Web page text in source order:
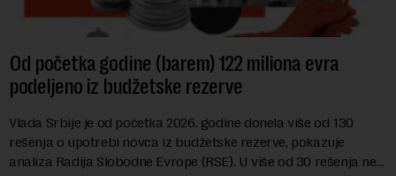
Od početka godine (barem) 122 miliona evra
podeljeno iz budžetske rezerve
Vlada Srbije je od početka 2026. godine donela više od 130
rešenja o upotrebi novca iz budžetske rezerve, pokazuje
analiza Radija Slobodne Evrope (RSE). U više od 30 rešenja ne